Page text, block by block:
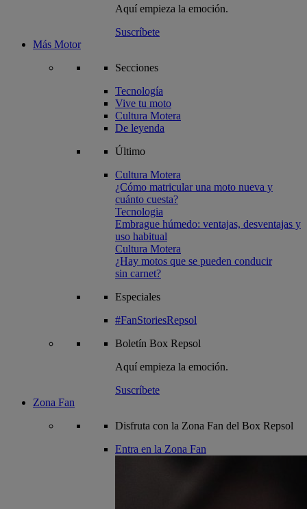
Aquí empieza la emoción.
Suscríbete
Más Motor
Secciones
Tecnología
Vive tu moto
Cultura Motera
De leyenda
Último
Cultura Motera
¿Cómo matricular una moto nueva y
cuánto cuesta?
Tecnologia
Embrague húmedo: ventajas, desventajas y
uso habitual
Cultura Motera
¿Hay motos que se pueden conducir
sin carnet?
Especiales
#FanStoriesRepsol
Boletín Box Repsol
Aquí empieza la emoción.
Suscríbete
Zona Fan
Disfruta con la Zona Fan del Box Repsol
Entra en la Zona Fan